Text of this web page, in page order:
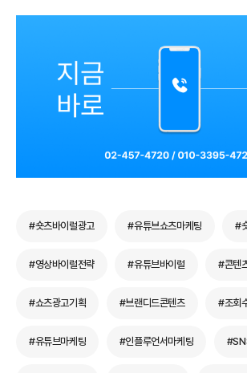
#숏츠바이럴광고 #유튜브쇼츠마케팅 #
#영상바이럴전략 #유튜브바이럴 #콘텐
#쇼츠광고기획 #브랜디드콘텐츠 #조회
#유튜브마케팅 #인플루언서마케팅